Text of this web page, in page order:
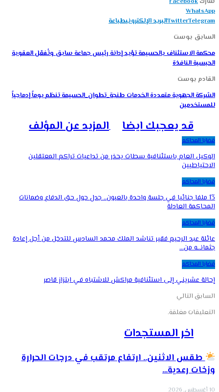
WhatsApp
TwitterTelegram البريد الإلكترونيطباعة
السابق بوست
محكمة الاستئناف بالحسيمة تؤيد إدانة رئيس جماعة سابق وتُفعّل العقوبة
الحبسية النافذة
القادم بوست
الشركة الجهوية متعددة الخدمات طنجة_تطوان_الحسيمة تنظم يوماً إدماجياً
للمستخدمين
قد يعجبك ايضا المزيد عن المؤلف
قضايا المحاكم
الوكيل العام باستئنافية سطات يحذر من تداعيات تراكم المعتقلين
الاحتياطيين
قضايا المحاكم
13 ملفا جنائيا في جلسة واحدة بالعيون.. جدل حول حق الدفاع وضمانات
المحاكمة العادلة
قضايا المحاكم
عائلة عبد الرحيم فقير تناشد الملك محمد السادس للتدخل من أجل إعادة
جثمانـ.ـه من…
قضايا المحاكم
إحالة عشريني إلى استئنافية مراكش للاشتباه في ابتزاز قاصر
السابق التالي
التعليقات مغلقة.
اخر المستجدات
طقس الاثنين.. ارتفاع مرتقب في درجات الحرارة
وزخات رعدية…
10 أغسطس, 2026